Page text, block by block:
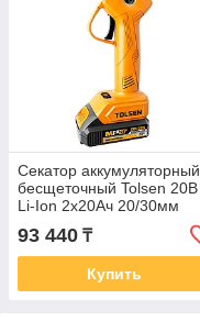
Секатор аккумуляторный
бесщеточный Tolsen 20В
Li-Ion 2х20Ач 20/30мм
93 440 ₸
Купить